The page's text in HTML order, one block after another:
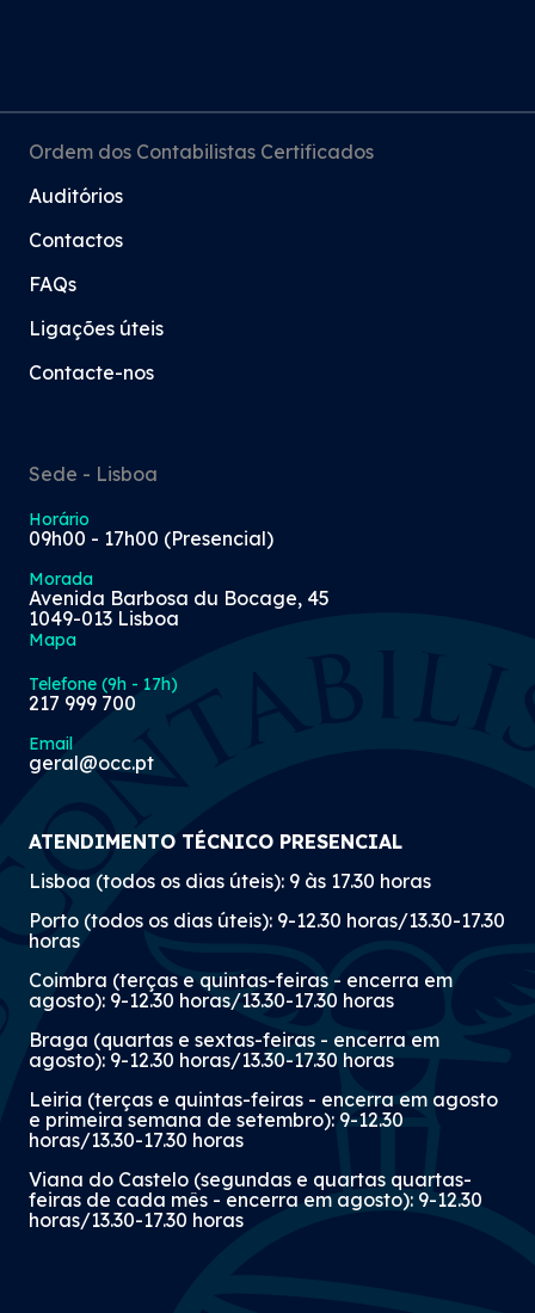
Ordem dos Contabilistas Certificados
Auditórios
Contactos
FAQs
Ligações úteis
Contacte-nos
Sede - Lisboa
Horário
09h00 - 17h00 (Presencial)
Morada
Avenida Barbosa du Bocage, 45
1049-013 Lisboa
Mapa
Telefone (9h - 17h)
217 999 700
Email
geral@occ.pt
ATENDIMENTO TÉCNICO PRESENCIAL
Lisboa (todos os dias úteis): 9 às 17.30 horas
Porto (todos os dias úteis): 9-12.30 horas/13.30-17.30
horas
Coimbra (terças e quintas-feiras - encerra em
agosto): 9-12.30 horas/13.30-17.30 horas
Braga (quartas e sextas-feiras - encerra em
agosto): 9-12.30 horas/13.30-17.30 horas
Leiria (terças e quintas-feiras - encerra em agosto
e primeira semana de setembro): 9-12.30
horas/13.30-17.30 horas
Viana do Castelo (segundas e quartas quartas-
feiras de cada mês - encerra em agosto): 9-12.30
horas/13.30-17.30 horas